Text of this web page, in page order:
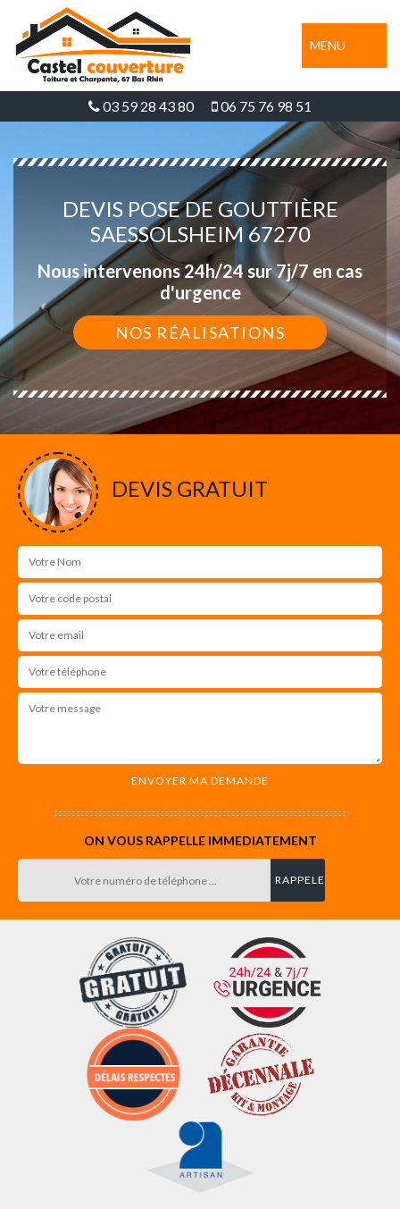
MENU
03 59 28 43 80 06 75 76 98 51
DEVIS POSE DE GOUTTIÈRE
SAESSOLSHEIM 67270
Nous intervenons 24h/24 sur 7j/7 en cas
d'urgence
NOS RÉALISATIONS
DEVIS GRATUIT
ON VOUS RAPPELLE IMMEDIATEMENT